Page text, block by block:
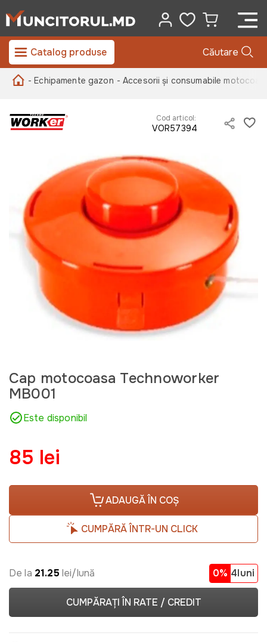
Catalog produse Căutare
- Echipamente gazon - Accesorii și consumabile
Cod articol:
VOR57394
Cap motocoasa Technoworker
MB001
Este disponibil
85 lei
ADAUGĂ ÎN COȘ
CUMPĂRĂ ÎNTR-UN CLICK
De la 21.25 lei/lună 0% 4luni
CUMPĂRAȚI ÎN RATE / CREDIT